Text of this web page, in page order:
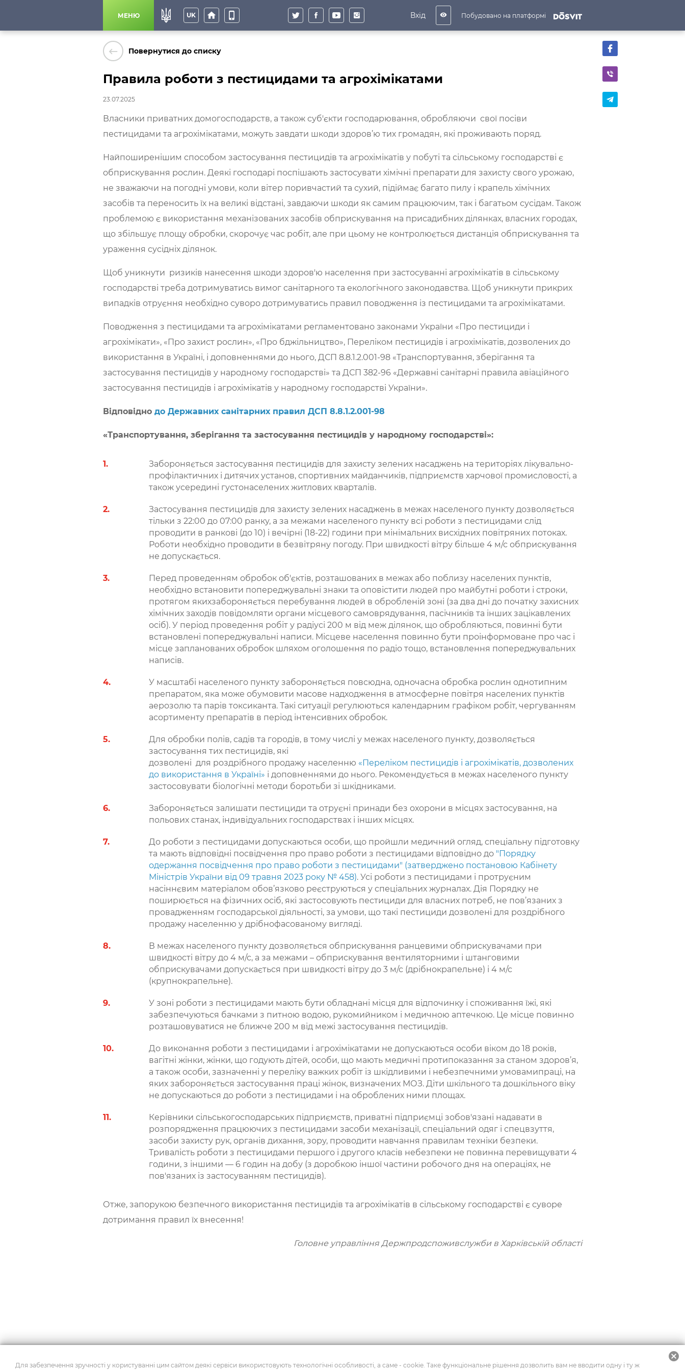
МЕНЮ UK home phone_iphone Вхід visibility Побудовано на платформі
keyboard_backspace Повернутися до списку
Правила роботи з пестицидами та агрохімікатами
23.07.2025
Власники приватних домогосподарств, а також суб'єкти господарювання, обробляючи свої посіви
пестицидами та агрохімікатами, можуть завдати шкоди здоров’ю тих громадян, які проживають поряд.
Найпоширенішим способом застосування пестицидів та агрохімікатів у побуті та сільському господарстві є
обприскування рослин. Деякі господарі поспішають застосувати хімічні препарати для захисту свого урожаю,
не зважаючи на погодні умови, коли вітер поривчастий та сухий, підіймає багато пилу і крапель хімічних
засобів та переносить їх на великі відстані, завдаючи шкоди як самим працюючим, так і багатьом сусідам. Також
проблемою є використання механізованих засобів обприскування на присадибних ділянках, власних городах,
що збільшує площу обробки, скорочує час робіт, але при цьому не контролюється дистанція обприскування та
ураження сусідніх ділянок.
Щоб уникнути ризиків нанесення шкоди здоров'ю населення при застосуванні агрохімікатів в сільському
господарстві треба дотримуватись вимог санітарного та екологічного законодавства. Щоб уникнути прикрих
випадків отруєння необхідно суворо дотримуватись правил поводження із пестицидами та агрохімікатами.
Поводження з пестицидами та агрохімікатами регламентовано законами України «Про пестициди і
агрохімікати», «Про захист рослин», «Про бджільництво», Переліком пестицидів і агрохімікатів, дозволених до
використання в Україні, і доповненнями до нього, ДСП 8.8.1.2.001-98 «Транспортування, зберігання та
застосування пестицидів у народному господарстві» та ДСП 382-96 «Державні санітарні правила авіаційного
застосування пестицидів і агрохімікатів у народному господарстві України».
Відповідно до Державних санітарних правил ДСП 8.8.1.2.001-98
«Транспортування, зберігання та застосування пестицидів у народному господарстві»:
Забороняється застосування пестицидів для захисту зелених насаджень на територіях лікувально-
профілактичних і дитячих установ, спортивних майданчиків, підприємств харчової промисловості, а
також усередині густонаселених житлових кварталів.
Застосування пестицидів для захисту зелених насаджень в межах населеного пункту дозволяється
тільки з 22:00 до 07:00 ранку, а за межами населеного пункту всі роботи з пестицидами слід
проводити в ранкові (до 10) і вечірні (18-22) години при мінімальних висхідних повітряних потоках.
Роботи необхідно проводити в безвітряну погоду. При швидкості вітру більше 4 м/с обприскування
не допускається.
Перед проведенням обробок об'єктів, розташованих в межах або поблизу населених пунктів,
необхідно встановити попереджувальні знаки та оповістити людей про майбутні роботи і строки,
протягом якихзабороняється перебування людей в обробленій зоні (за два дні до початку захисних
хімічних заходів повідомляти органи місцевого самоврядування, пасічників та інших зацікавлених
осіб). У період проведення робіт у радіусі 200 м від меж ділянок, що обробляються, повинні бути
встановлені попереджувальні написи. Місцеве населення повинно бути проінформоване про час і
місце запланованих обробок шляхом оголошення по радіо тощо, встановлення попереджувальних
написів.
У масштабі населеного пункту забороняється повсюдна, одночасна обробка рослин однотипним
препаратом, яка може обумовити масове надходження в атмосферне повітря населених пунктів
аерозолю та парів токсиканта. Такі ситуації регулюються календарним графіком робіт, чергуванням
асортименту препаратів в період інтенсивних обробок.
Для обробки полів, садів та городів, в тому числі у межах населеного пункту, дозволяється
застосування тих пестицидів, які
дозволені для роздрібного продажу населенню «Переліком пестицидів і агрохімікатів, дозволених
до використання в Україні» і доповненнями до нього. Рекомендується в межах населеного пункту
застосовувати біологічні методи боротьби зі шкідниками.
Забороняється залишати пестициди та отруєні принади без охорони в місцях застосування, на
польових станах, індивідуальних господарствах і інших місцях.
До роботи з пестицидами допускаються особи, що пройшли медичний огляд, спеціальну підготовку
та мають відповідні посвідчення про право роботи з пестицидами відповідно до "Порядку
одержання посвідчення про право роботи з пестицидами" (затверджено постановою Кабінету
Міністрів України від 09 травня 2023 року № 458). Усі роботи з пестицидами і протруєним
насіннєвим матеріалом обов’язково реєструються у спеціальних журналах. Дія Порядку не
поширюється на фізичних осіб, які застосовують пестициди для власних потреб, не пов’язаних з
провадженням господарської діяльності, за умови, що такі пестициди дозволені для роздрібного
продажу населенню у дрібнофасованому вигляді.
В межах населеного пункту дозволяється обприскування ранцевими обприскувачами при
швидкості вітру до 4 м/с, а за межами – обприскування вентиляторними і штанговими
обприскувачами допускається при швидкості вітру до 3 м/с (дрібнокрапельне) і 4 м/с
(крупнокрапельне).
У зоні роботи з пестицидами мають бути обладнані місця для відпочинку і споживання їжі, які
забезпечуються бачками з питною водою, рукомийником і медичною аптечкою. Це місце повинно
розташовуватися не ближче 200 м від межі застосування пестицидів.
До виконання роботи з пестицидами і агрохімікатами не допускаються особи віком до 18 років,
вагітні жінки, жінки, що годують дітей, особи, що мають медичні протипоказання за станом здоров’я,
а також особи, зазначенні у переліку важких робіт із шкідливими і небезпечними умовамипраці, на
яких забороняється застосування праці жінок, визначених МОЗ. Діти шкільного та дошкільного віку
не допускаються до роботи з пестицидами і на оброблених ними площах.
Керівники сільськогосподарських підприємств, приватні підприємці зобов'язані надавати в
розпорядження працюючих з пестицидами засоби механізації, спеціальний одяг і спецвзуття,
засоби захисту рук, органів дихання, зору, проводити навчання правилам техніки безпеки.
Тривалість роботи з пестицидами першого і другого класів небезпеки не повинна перевищувати 4
години, з іншими — 6 годин на добу (з доробкою іншої частини робочого дня на операціях, не
пов'язаних із застосуванням пестицидів).
Отже, запорукою безпечного використання пестицидів та агрохімікатів в сільському господарстві є суворе
дотримання правил їх внесення!
Головне управління Держпродспоживслужби в Харківській області
Для забезпечення зручності у користуванні цим сайтом деякі сервіси використовують технологічні особливості, а саме - cookie. Таке функціональне рішення дозволить вам не вводити одну і ту ж
cancel